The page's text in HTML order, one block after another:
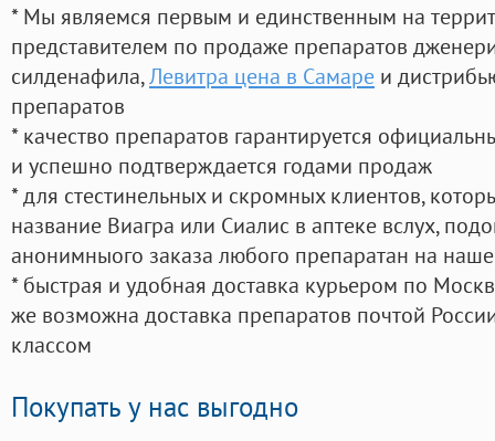
* Мы являемся первым и единственным на
представителем по продаже препаратов
силденафила,Левитра цена в Самаре и
препаратов
* качество препаратов гарантируется
и успешно подтверждается годами продаж
* для стестинельных и скромных клиентов,
название Виагра или Сиалис в аптеке вслух,
анонимныого заказа любого препаратан на
* быстрая и удобная доставка курьером по
же возможна доставка препаратов почтой
классом
Покупать у нас выгодно